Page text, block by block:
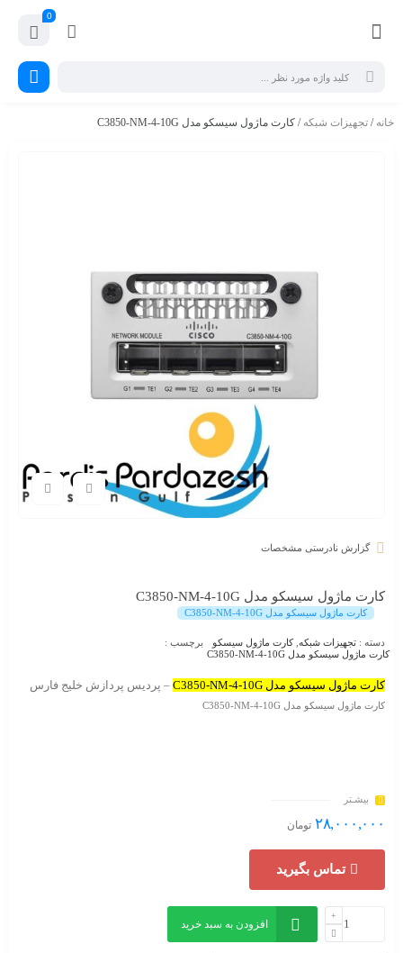
0
خانه / تجهیزات شبکه / کارت ماژول سیسکو مدل C3850-NM-4-10G
گزارش نادرستی مشخصات
کارت ماژول سیسکو مدل C3850-NM-4-10G
کارت ماژول سیسکو مدل C3850-NM-4-10G
دسته : تجهیزات شبکه ,کارت ماژول سیسکو
برچسب :
کارت ماژول سیسکو مدل C3850-NM-4-10G
کارت ماژول سیسکو مدل C3850-NM-4-10G – پردیس پردازش خلیج فارس
کارت ماژول سیسکو مدل C3850-NM-4-10G
بیشـتر
۲۸,۰۰۰,۰۰۰ تومان
تماس بگیرید
افزودن به سبد خرید